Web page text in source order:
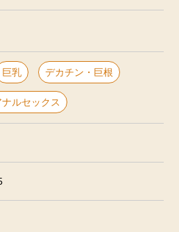
巨乳 デカチン・巨根
ナルセックス